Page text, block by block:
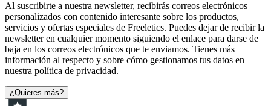
Al suscribirte a nuestra newsletter, recibirás correos electrónicos
personalizados con contenido interesante sobre los productos,
servicios y ofertas especiales de Freeletics. Puedes dejar de recibir la
newsletter en cualquier momento siguiendo el enlace para darse de
baja en los correos electrónicos que te enviamos. Tienes más
información al respecto y sobre cómo gestionamos tus datos en
nuestra política de privacidad.
¿Quieres más?